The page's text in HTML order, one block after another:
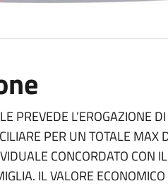
PREVEDE L’EROGAZIONE
PER UN TOTALE MAX
CONCORDATO CON
IL VALORE